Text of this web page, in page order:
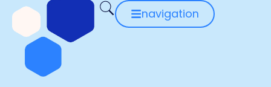
navigation